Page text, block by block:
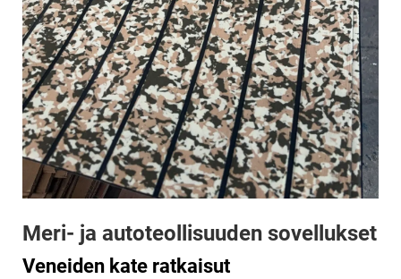
Meri- ja autoteollisuuden sovellukset
Veneiden kate ratkaisut